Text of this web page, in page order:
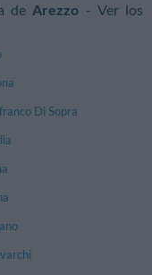
de Arezzo - Ver los
Di Sopra